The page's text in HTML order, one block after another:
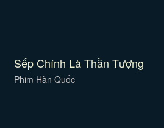
Sếp Chính Là Thần Tượng
Phim Hàn Quốc